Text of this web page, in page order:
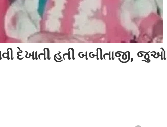
દેખાતી હતી બબીતાજી, જુઓ